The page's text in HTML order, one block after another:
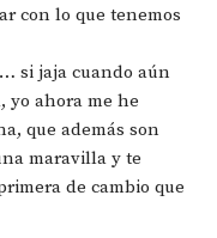
con lo que tenemos
si jaja cuando aún
yo ahora me he
que además son
maravilla y te
de cambio que